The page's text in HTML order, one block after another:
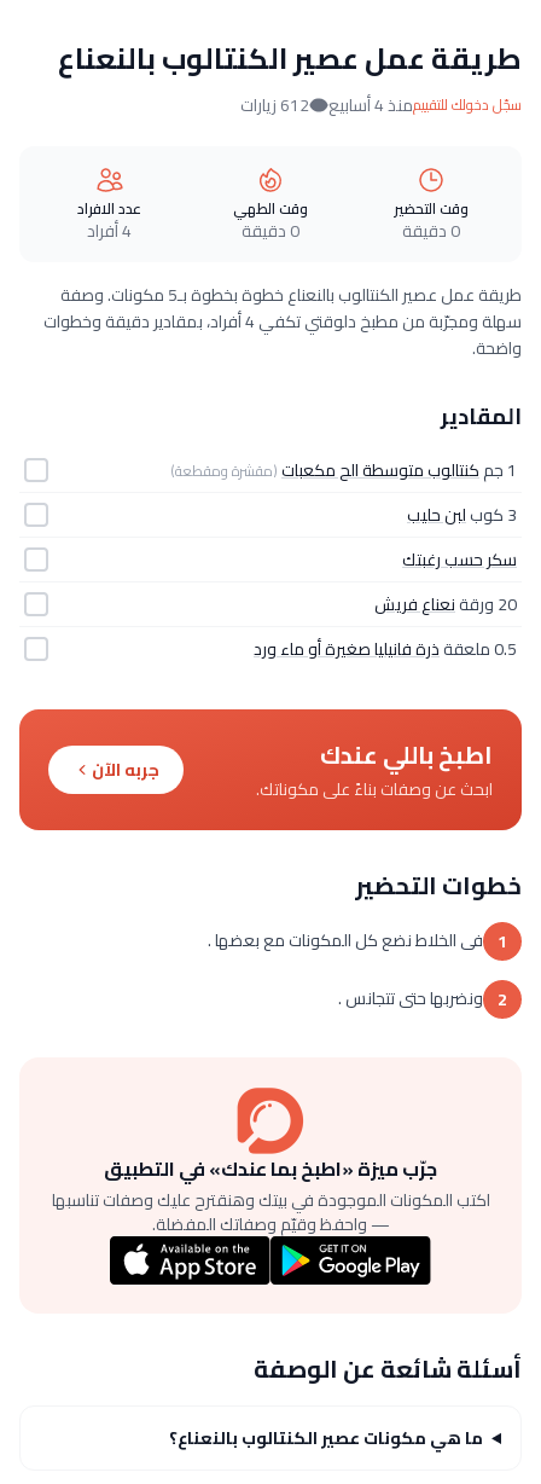
طريقة عمل عصير الكنتالوب بالنعناع
سجّل دخولك للتقييممنذ 4 أسابيع 612 زيارات
وقت التحضير
0 دقيقة
وقت الطهي
0 دقيقة
عدد الافراد
4 أفراد
طريقة عمل عصير الكنتالوب بالنعناع خطوة بخطوة بـ5 مكونات. وصفة
سهلة ومجرّبة من مطبخ دلوقتي تكفي 4 أفراد، بمقادير دقيقة وخطوات
واضحة.
المقادير
1 جم كنتالوب متوسطة الح مكعبات(مقشرة ومقطعة)
3 كوب
لبن حليب
سكر حسب رغبتك
20 ورقة
نعناع فريش
0.5 ملعقة
ذرة فانيليا صغيرة أو ماء ورد
اطبخ باللي عندك
ابحث عن وصفات بناءً على مكوناتك.
جربه الآن
خطوات التحضير
1 فى الخلاط نضع كل المكونات مع بعضها .
2 ونضربها حتى تتجانس .
جرّب ميزة «اطبخ بما عندك» في التطبيق
اكتب المكونات الموجودة في بيتك وهنقترح عليك وصفات تناسبها
— واحفظ وقيّم وصفاتك المفضلة.
أسئلة شائعة عن الوصفة
ما هي مكونات عصير الكنتالوب بالنعناع؟